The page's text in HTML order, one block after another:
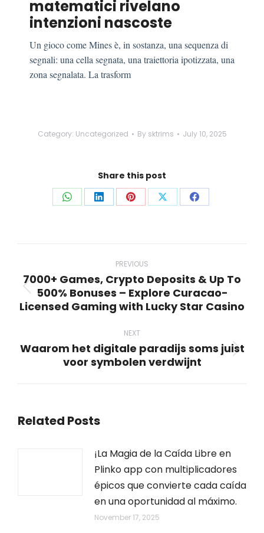
matematici rivelano
intenzioni nascoste
Un gioco come Mines è, in sostanza, una sequenza di
segnali: una cella segnata, una traiettoria ipotizzata, una
zona segnalata. La trasform
Category: Uncategorized By sktrims July 10, 2025
Share this post
Share Share Share Share Share
PREVIOUS
Previous
post:
7000+ Games, Crypto Deposits & Up To
500% Bonuses – Explore Curacao-
Licensed Gaming with Lucky Star Casino
NEXT
Next
Waarom het digitale paradijs soms juist
voor symbolen verdwijnt
Related Posts
¡La Magia de la Caída Libre en
Plinko app con multiplicadores
épicos que convierte cada caída
en una oportunidad al máximo.
November 17, 2025